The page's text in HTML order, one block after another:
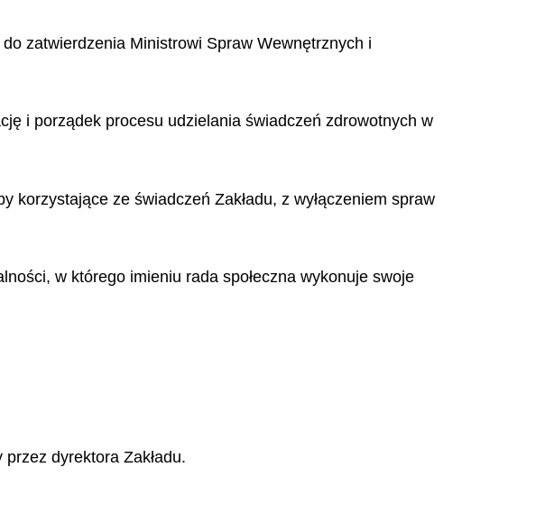
zatwierdzenia Ministrowi Spraw Wewnętrznych i
i porządek procesu udzielania świadczeń zdrowotnych w
ze świadczeń Zakładu, z wyłączeniem spraw
w którego imieniu rada społeczna wykonuje swoje
dyrektora Zakładu.